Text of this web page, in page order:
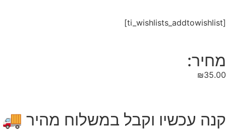
[ti_wishlists_addtowishlist]
מחיר:
₪35.00
קנה עכשיו וקבל במשלוח מהיר 🚚